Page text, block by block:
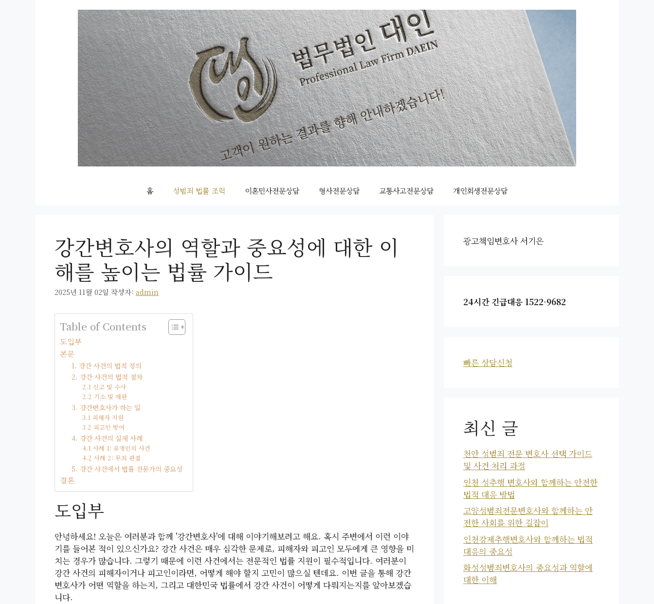
홈 성범죄 법률 조력 이혼민사전문상담 형사전문상담 교통사고전문상담 개인회생전문상담
강간변호사의 역할과 중요성에 대한 이
해를 높이는 법률 가이드
2025년 11월 02일 작성자: admin
Table of Contents
도입부
본문
1. 강간 사건의 법적 정의
2. 강간 사건의 법적 절차
2.1 신고 및 수사
2.2 기소 및 재판
3. 강간변호사가 하는 일
3.1 피해자 지원
3.2 피고인 방어
4. 강간 사건의 실제 사례
4.1 사례 1: 유명인의 사건
4.2 사례 2: 무죄 판결
5. 강간 사건에서 법률 전문가의 중요성
결론
도입부
안녕하세요! 오늘은 여러분과 함께 '강간변호사'에 대해 이야기해보려고 해요. 혹시 주변에서 이런 이야
기를 들어본 적이 있으신가요? 강간 사건은 매우 심각한 문제로, 피해자와 피고인 모두에게 큰 영향을 미
치는 경우가 많습니다. 그렇기 때문에 이런 사건에서는 전문적인 법률 지원이 필수적입니다. 여러분이
강간 사건의 피해자이거나 피고인이라면, 어떻게 해야 할지 고민이 많으실 텐데요. 이번 글을 통해 강간
변호사가 어떤 역할을 하는지, 그리고 대한민국 법률에서 강간 사건이 어떻게 다뤄지는지를 알아보겠습
니다.
광고책임변호사 서기은
24시간 긴급대응 1522-9682
빠른 상담신청
최신 글
천안 성범죄 전문 변호사 선택 가이드
및 사건 처리 과정
인천 성추행 변호사와 함께하는 안전한
법적 대응 방법
고양성범죄전문변호사와 함께하는 안
전한 사회를 위한 길잡이
인천강제추행변호사와 함께하는 법적
대응의 중요성
화성성범죄변호사의 중요성과 역할에
대한 이해